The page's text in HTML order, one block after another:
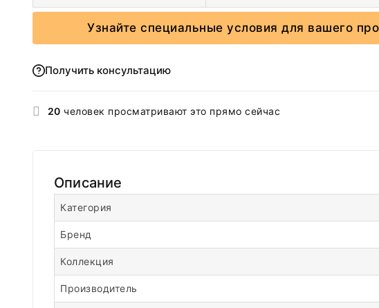
Узнайте специальные условия для вашего
Получить консультацию
20 человек просматривают это прямо сейчас
Описание
Категория
Бренд
Коллекция
Производитель